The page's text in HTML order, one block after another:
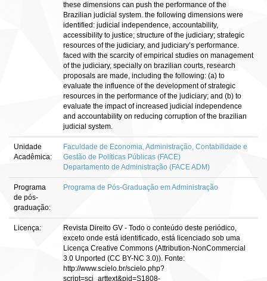
these dimensions can push the performance of the
Brazilian judicial system. the following dimensions were
identified: judicial independence, accountability,
accessibility to justice; structure of the judiciary; strategic
resources of the judiciary, and judiciary’s performance.
faced with the scarcity of empirical studies on management
of the judiciary, specially on brazilian courts, research
proposals are made, including the following: (a) to
evaluate the influence of the development of strategic
resources in the performance of the judiciary; and (b) to
evaluate the impact of increased judicial independence
and accountability on reducing corruption of the brazilian
judicial system.
Unidade
Acadêmica:
Faculdade de Economia, Administração, Contabilidade e
Gestão de Políticas Públicas (FACE)
Departamento de Administração (FACE ADM)
Programa
de pós-
graduação:
Programa de Pós-Graduação em Administração
Licença:
Revista Direito GV - Todo o conteúdo deste periódico,
exceto onde está identificado, está licenciado sob uma
Licença Creative Commons (Attribution-NonCommercial
3.0 Unported (CC BY-NC 3.0)). Fonte:
http://www.scielo.br/scielo.php?
script=sci_arttext&pid=S1808-